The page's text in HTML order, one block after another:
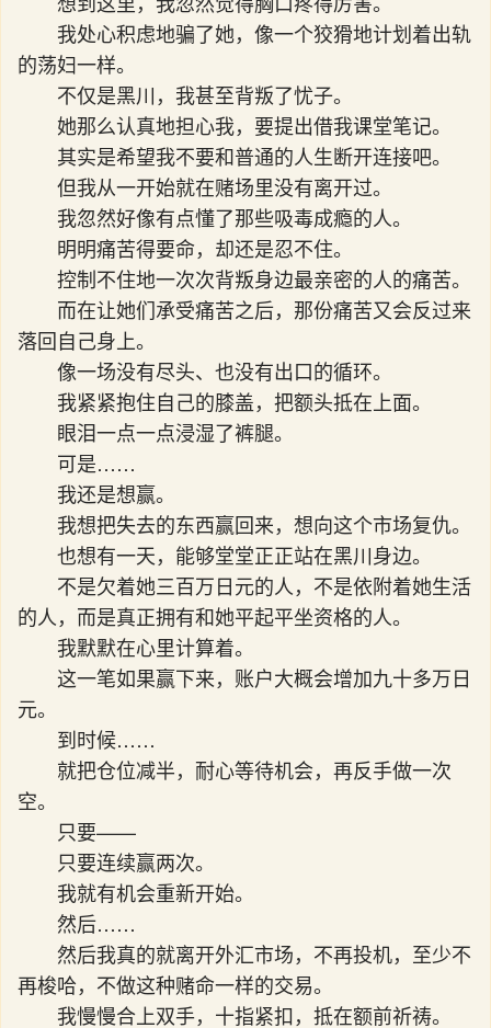
我处心积虑地骗了她，像一个狡猾地计划着出轨
的荡妇一样。
不仅是黑川，我甚至背叛了忧子。
她那么认真地担心我，要提出借我课堂笔记。
其实是希望我不要和普通的人生断开连接吧。
但我从一开始就在赌场里没有离开过。
我忽然好像有点懂了那些吸毒成瘾的人。
明明痛苦得要命，却还是忍不住。
控制不住地一次次背叛身边最亲密的人的痛苦。
而在让她们承受痛苦之后，那份痛苦又会反过来
落回自己身上。
像一场没有尽头、也没有出口的循环。
我紧紧抱住自己的膝盖，把额头抵在上面。
眼泪一点一点浸湿了裤腿。
可是……
我还是想赢。
我想把失去的东西赢回来，想向这个市场复仇。
也想有一天，能够堂堂正正站在黑川身边。
不是欠着她三百万日元的人，不是依附着她生活
的人，而是真正拥有和她平起平坐资格的人。
我默默在心里计算着。
这一笔如果赢下来，账户大概会增加九十多万日
元。
到时候……
就把仓位减半，耐心等待机会，再反手做一次
空。
只要——
只要连续赢两次。
我就有机会重新开始。
然后……
然后我真的就离开外汇市场，不再投机，至少不
再梭哈，不做这种赌命一样的交易。
我慢慢合上双手，十指紧扣，抵在额前祈祷。